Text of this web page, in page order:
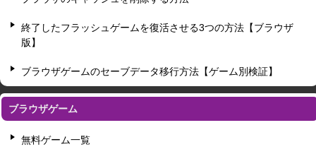
終了したフラッシュゲームを復活させる3つの方法【ブラウザ
版】
ブラウザゲームのセーブデータ移行方法【ゲーム別検証】
ブラウザゲーム
無料ゲーム一覧